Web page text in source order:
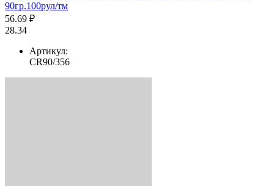
90гр.100рул/тм
56.69 ₽
28.34
Артикул:
CR90/356